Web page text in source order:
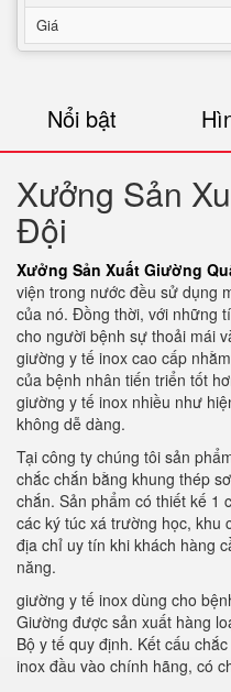
Giá
Nổi bật
Xưởng Sản
Đội
Xưởng Sản Xuất Giường
viện trong nước đều sử dụng
của nó. Đồng thời, với những
cho người bệnh sự thoải mái
giường y tế inox cao cấp
của bệnh nhân tiến triển tốt
giường y tế inox nhiều như
không dễ dàng.
Tại công ty chúng tôi sản
chắc chắn bằng khung thép
chắn. Sản phẩm có thiết kế 1
các ký túc xá trường học, khu
địa chỉ uy tín khi khách hàng
năng.
giường y tế inox dùng cho
Giường được sản xuất hàng
Bộ y tế quy định. Kết cấu
inox đầu vào chính hãng, có